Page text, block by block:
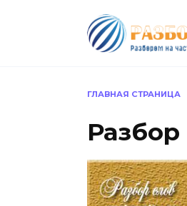
ГЛАВНАЯ СТРАНИЦА